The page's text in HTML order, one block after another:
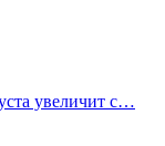
увеличит с…